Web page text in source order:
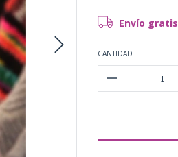
Envío gratis
CANTIDAD